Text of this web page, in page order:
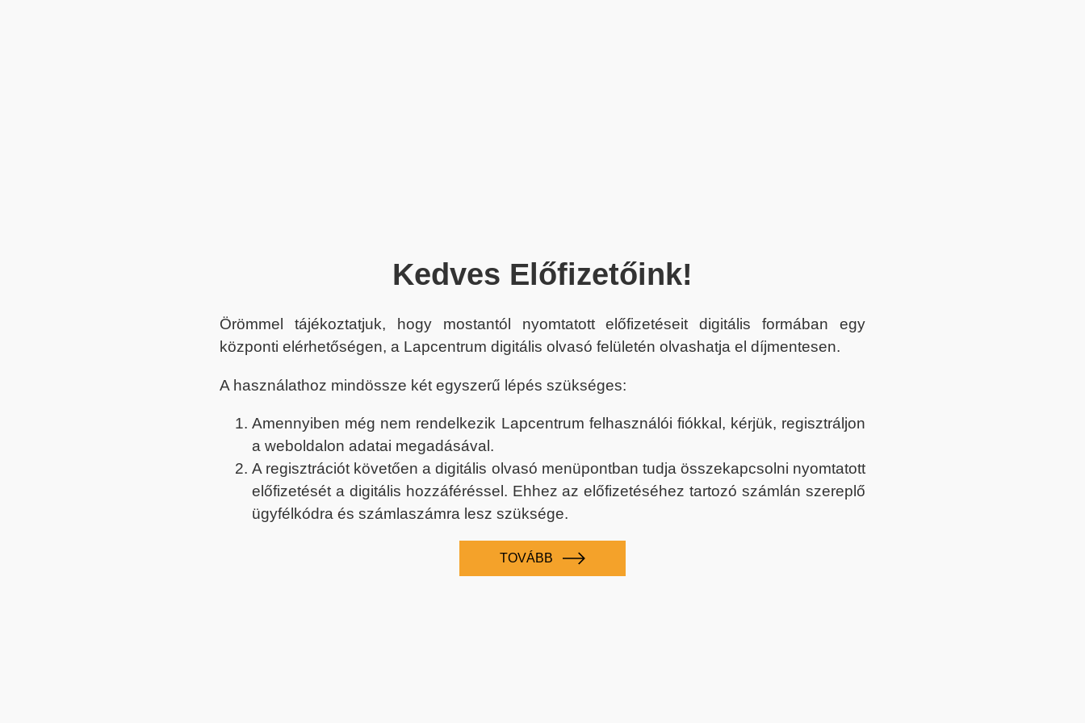
Kedves Előfizetőink!
Örömmel tájékoztatjuk, hogy mostantól nyomtatott előfizetéseit digitális formában egy
központi elérhetőségen, a Lapcentrum digitális olvasó felületén olvashatja el díjmentesen.
A használathoz mindössze két egyszerű lépés szükséges:
Amennyiben még nem rendelkezik Lapcentrum felhasználói fiókkal, kérjük, regisztráljon
a weboldalon adatai megadásával.
A regisztrációt követően a digitális olvasó menüpontban tudja összekapcsolni nyomtatott
előfizetését a digitális hozzáféréssel. Ehhez az előfizetéséhez tartozó számlán szereplő
ügyfélkódra és számlaszámra lesz szüksége.
TOVÁBB